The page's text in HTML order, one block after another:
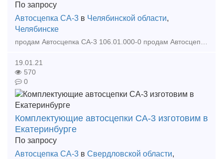
По запросу
Автосцепка СА-3 в Челябинской области,
Челябинске
продам Автосцепка СА-3 106.01.000-0 продам Автосцепка СА-3 106.01.000-0 продам Автосцепка СА-3 106.01.000-0 продам Автосцепка СА-3 106.01.000-0 продам Автосцепка СА-3 1
19.01.21
570
0
Комплектующие автосцепки СА-3 изготовим в
Екатеринбурге
По запросу
Автосцепка СА-3 в Свердловской области,